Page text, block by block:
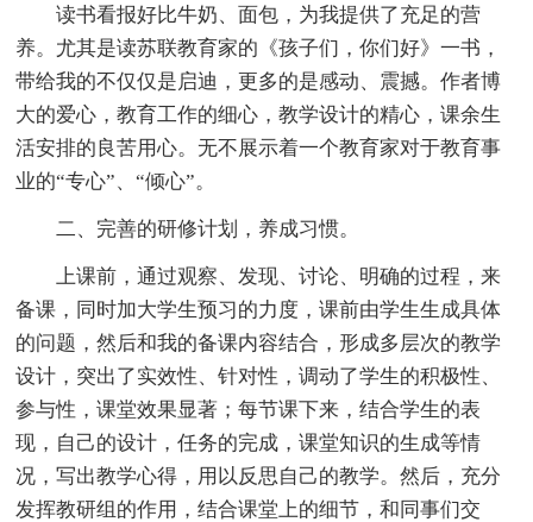
读书看报好比牛奶、面包，为我提供了充足的营
养。尤其是读苏联教育家的《孩子们，你们好》一书，
带给我的不仅仅是启迪，更多的是感动、震撼。作者博
大的爱心，教育工作的细心，教学设计的精心，课余生
活安排的良苦用心。无不展示着一个教育家对于教育事
业的“专心”、“倾心”。
二、完善的研修计划，养成习惯。
上课前，通过观察、发现、讨论、明确的过程，来
备课，同时加大学生预习的力度，课前由学生生成具体
的问题，然后和我的备课内容结合，形成多层次的教学
设计，突出了实效性、针对性，调动了学生的积极性、
参与性，课堂效果显著；每节课下来，结合学生的表
现，自己的设计，任务的完成，课堂知识的生成等情
况，写出教学心得，用以反思自己的教学。然后，充分
发挥教研组的作用，结合课堂上的细节，和同事们交